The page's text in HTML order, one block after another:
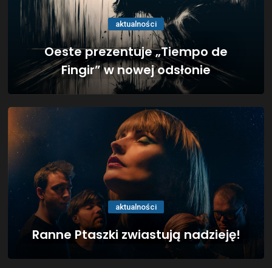
aktualności
Oeste prezentuje „Tiempo de
Fingir” w nowej odsłonie
aktualności
Ranne Ptaszki zwiastują nadzieję!